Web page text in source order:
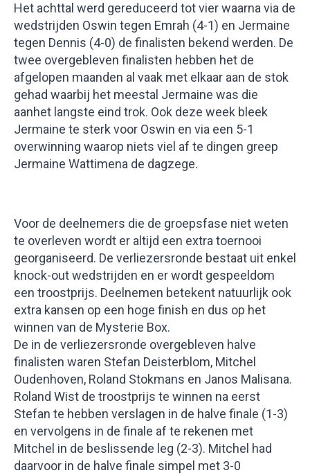
Het achttal werd gereduceerd tot vier waarna via de
wedstrijden Oswin tegen Emrah (4-1) en Jermaine
tegen Dennis (4-0) de finalisten bekend werden. De
twee overgebleven finalisten hebben het de
afgelopen maanden al vaak met elkaar aan de stok
gehad waarbij het meestal Jermaine was die
aanhet langste eind trok. Ook deze week bleek
Jermaine te sterk voor Oswin en via een 5-1
overwinning waarop niets viel af te dingen greep
Jermaine Wattimena de dagzege.
Voor de deelnemers die de groepsfase niet weten
te overleven wordt er altijd een extra toernooi
georganiseerd. De verliezersronde bestaat uit enkel
knock-out wedstrijden en er wordt gespeeldom
een troostprijs. Deelnemen betekent natuurlijk ook
extra kansen op een hoge finish en dus op het
winnen van de Mysterie Box.
De in de verliezersronde overgebleven halve
finalisten waren Stefan Deisterblom, Mitchel
Oudenhoven, Roland Stokmans en Janos Malisana.
Roland Wist de troostprijs te winnen na eerst
Stefan te hebben verslagen in de halve finale (1-3)
en vervolgens in de finale af te rekenen met
Mitchel in de beslissende leg (2-3). Mitchel had
daarvoor in de halve finale simpel met 3-0